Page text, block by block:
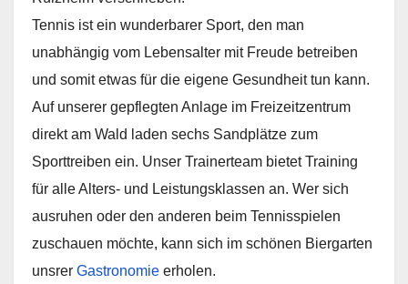
Tennis ist ein wunderbarer Sport, den man
unabhängig vom Lebensalter mit Freude betreiben
und somit etwas für die eigene Gesundheit tun kann.
Auf unserer gepflegten Anlage im Freizeitzentrum
direkt am Wald laden sechs Sandplätze zum
Sporttreiben ein. Unser Trainerteam bietet Training
für alle Alters- und Leistungsklassen an. Wer sich
ausruhen oder den anderen beim Tennisspielen
zuschauen möchte, kann sich im schönen Biergarten
unsrer Gastronomie erholen.